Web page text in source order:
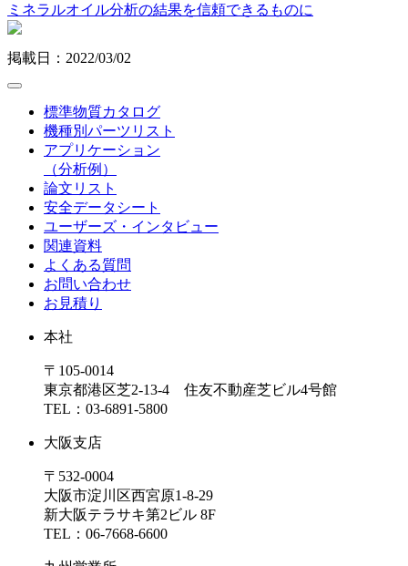
ミネラルオイル分析の結果を信頼できるものに
掲載日：2022/03/02
標準物質カタログ
機種別パーツリスト
アプリケーション
（分析例）
論文リスト
安全データシート
ユーザーズ・インタビュー
関連資料
よくある質問
お問い合わせ
お見積り
本社
〒105-0014
東京都港区芝2-13-4 住友不動産芝ビル4号館
TEL：03-6891-5800
大阪支店
〒532-0004
大阪市淀川区西宮原1-8-29
新大阪テラサキ第2ビル 8F
TEL：06-7668-6600